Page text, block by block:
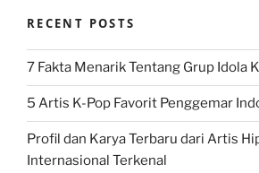
RECENT POSTS
7 Fakta Menarik Tentang Grup Idola
5 Artis K-Pop Favorit Penggemar
Profil dan Karya Terbaru dari Artis
Internasional Terkenal